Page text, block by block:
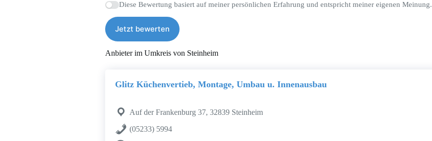
Diese Bewertung basiert auf meiner persönlichen Erfahrung und entspricht meiner eigenen Meinung.
Jetzt bewerten
Anbieter im Umkreis von Steinheim
Glitz Küchenvertieb, Montage, Umbau u. Innenausbau
Auf der Frankenburg 37, 32839 Steinheim
(05233) 5994